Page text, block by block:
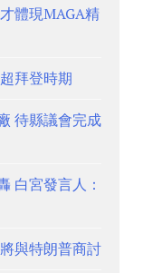
體現MAGA精
拜登時期
待縣議會完成
白宮發言人：
與特朗普商討